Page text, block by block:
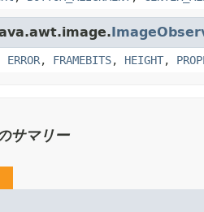
java.awt.image.
ERROR, FRAMEBITS, HEIGHT,
サマリー